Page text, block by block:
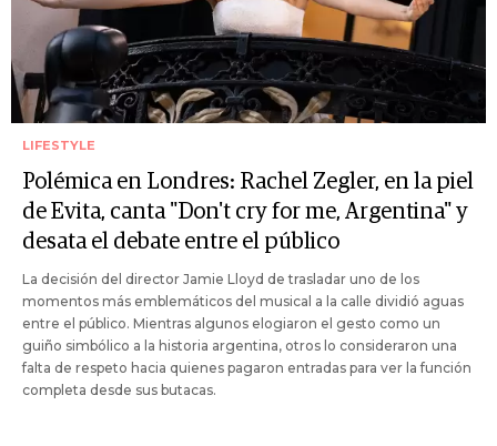
LIFESTYLE
Polémica en Londres: Rachel Zegler, en la piel
de Evita, canta "Don't cry for me, Argentina" y
desata el debate entre el público
La decisión del director Jamie Lloyd de trasladar uno de los
momentos más emblemáticos del musical a la calle dividió aguas
entre el público. Mientras algunos elogiaron el gesto como un
guiño simbólico a la historia argentina, otros lo consideraron una
falta de respeto hacia quienes pagaron entradas para ver la función
completa desde sus butacas.